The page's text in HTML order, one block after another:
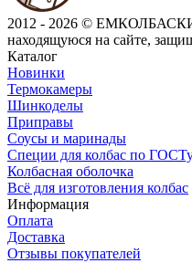
2012 - 2026 ©
находящуюся на сайте,
Каталог
Новинки
Термокамеры
Шинкоделы
Приправы
Соусы и маринады
Специи для колбас по
Колбасная оболочка
Всё для изготовления колбас
Информация
Оплата
Доставка
Отзывы покупателей